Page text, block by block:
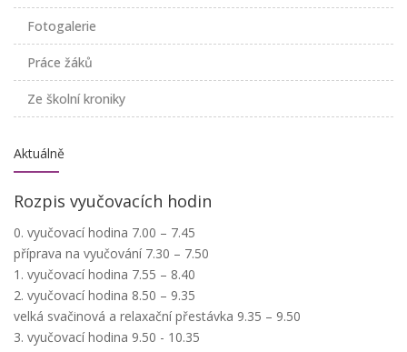
Fotogalerie
Práce žáků
Ze školní kroniky
Aktuálně
Rozpis vyučovacích hodin
0. vyučovací hodina 7.00 – 7.45
příprava na vyučování 7.30 – 7.50
1. vyučovací hodina 7.55 – 8.40
2. vyučovací hodina 8.50 – 9.35
velká svačinová a relaxační přestávka 9.35 – 9.50
3. vyučovací hodina 9.50 - 10.35